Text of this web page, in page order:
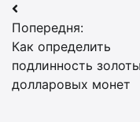
Навігація
записів
Попередня:
Как определить
подлинность
долларовых монет